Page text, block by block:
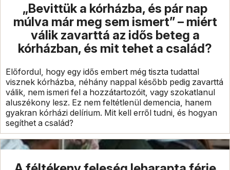
„Bevittük a kórházba, és pár nap
múlva már meg sem ismert” – miért
válik zavarttá az idős beteg a
kórházban, és mit tehet a család?
Előfordul, hogy egy idős embert még tiszta tudattal
visznek kórházba, néhány nappal később pedig zavarttá
válik, nem ismeri fel a hozzátartozóit, vagy szokatlanul
aluszékony lesz. Ez nem feltétlenül demencia, hanem
gyakran kórházi delírium. Mit kell erről tudni, és hogyan
segíthet a család?